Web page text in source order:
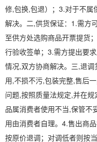
修,包换,包退）；3.对于不
解决。二,供货保证：1.需方
至供方处选购商品开票提货
行验收签单；3.需方提出要
情况,双方协商解决。三,退
用,不损不污,包装完整,售后
问题,按照质量法规定,并在
品属消费者使用不当,保管不
用由消费者自理。4.售出商
按原价退调；对调低者则按